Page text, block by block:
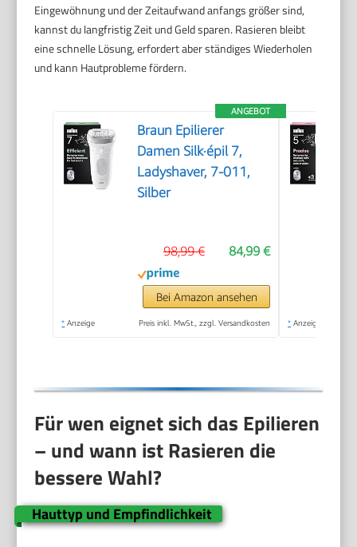
Eingewöhnung und der Zeitaufwand anfangs größer sind,
kannst du langfristig Zeit und Geld sparen. Rasieren bleibt
eine schnelle Lösung, erfordert aber ständiges Wiederholen
und kann Hautprobleme fördern.
ANGEBOT
Braun Epilierer
Damen Silk·épil 7,
Ladyshaver, 7-011,
Silber
84,99 €
98,99 €
Bei Amazon ansehen
* Anzeige Preis inkl. MwSt., zzgl. Versandkosten * Anzeige
Für wen eignet sich das Epilieren
– und wann ist Rasieren die
bessere Wahl?
Hauttyp und Empfindlichkeit